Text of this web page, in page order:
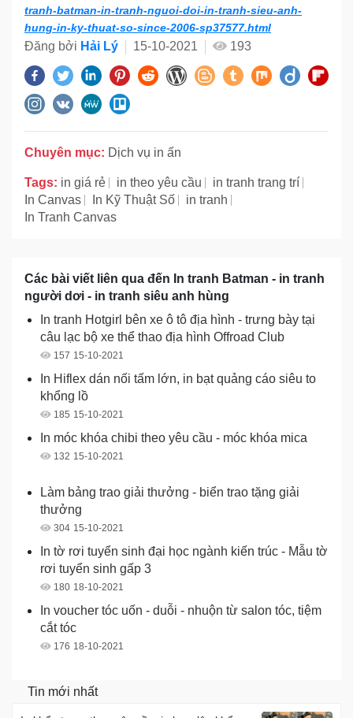
tranh-batman-in-tranh-nguoi-doi-in-tranh-sieu-anh-
hung-in-ky-thuat-so-since-2006-sp37577.html
Đăng bởi Hải Lý 15-10-2021 193
Chuyên mục: Dịch vụ in ấn
Tags: in giá rẻ in theo yêu cầu
in tranh trang trí
In Canvas
In Kỹ Thuật Số
in tranh
In Tranh Canvas
Các bài viết liên qua đến In tranh Batman - in tranh
người dơi - in tranh siêu anh hùng
In tranh Hotgirl bên xe ô tô địa hình - trưng bày tại
câu lạc bộ xe thể thao địa hình Offroad Club
157 15-10-2021
In Hiflex dán nối tấm lớn, in bạt quảng cáo siêu to
khổng lồ
185 15-10-2021
In móc khóa chibi theo yêu cầu - móc khóa mica
132 15-10-2021
Làm bảng trao giải thưởng - biển trao tặng giải
thưởng
304 15-10-2021
In tờ rơi tuyển sinh đại học ngành kiến trúc - Mẫu tờ
rơi tuyển sinh gấp 3
180 18-10-2021
In voucher tóc uốn - duỗi - nhuộn từ salon tóc, tiệm
cắt tóc
176 18-10-2021
Tin mới nhất